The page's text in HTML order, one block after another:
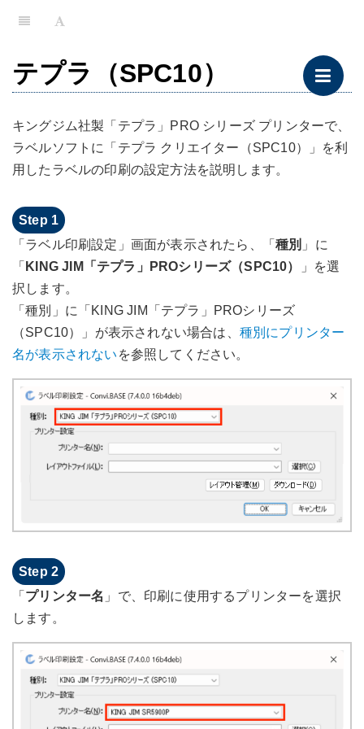
テプラ（SPC10）
キングジム社製「テプラ」PRO シリーズ プリンターで、
ラベルソフトに「テプラ クリエイター（SPC10）」を利
用したラベルの印刷の設定方法を説明します。
「ラベル印刷設定」画面が表示されたら、「 種別 」に
「 KING JIM「テプラ」PROシリーズ（SPC10）
」を選
択します。
「種別」に「KING JIM「テプラ」PROシリーズ
（SPC10）」が表示されない場合は、 種別にプリンター
名が表示されない を参照してください。
「 プリンター名 」で、印刷に使用するプリンターを選択
します。